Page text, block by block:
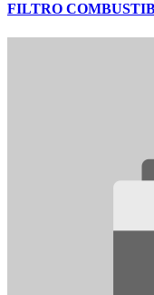
FILTRO